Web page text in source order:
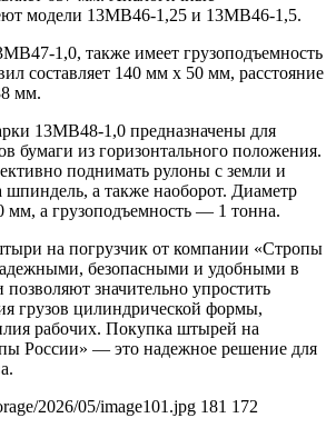
модели 13MB46-1,25 и 13MB46-1,5.
1,0, также имеет грузоподъемность
составляет 140 мм x 50 мм, расстояние
мм.
13MB48-1,0 предназначены для
бумаги из горизонтального положения.
поднимать рулоны с земли и
шпиндель, а также наоборот. Диаметр
мм, а грузоподъемность — 1 тонна.
на погрузчик от компании «Стропы
безопасными и удобными в
значительно упростить
грузов цилиндрической формы,
рабочих. Покупка штырей на
России» — это надежное решение для
2026/05/image101.jpg 181 172